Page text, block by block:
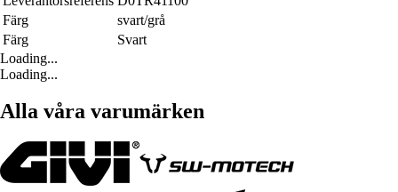
Färg
svart/grå
Färg
Svart
Loading...
Loading...
Alla våra varumärken